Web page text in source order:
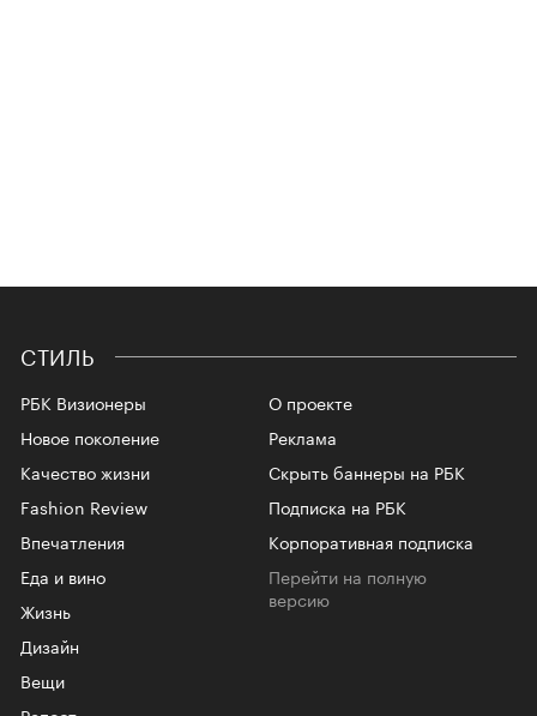
СТИЛЬ
РБК Визионеры
Новое поколение
Качество жизни
Fashion Review
Впечатления
Еда и вино
Жизнь
Дизайн
Вещи
О проекте
Реклама
Скрыть баннеры на РБК
Подписка на РБК
Корпоративная подписка
Перейти на полную
версию